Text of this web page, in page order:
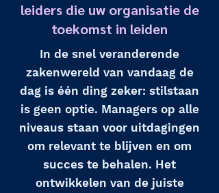
leiders die uw organisatie de
toekomst in leiden
In de snel veranderende
zakenwereld van vandaag de
dag is één ding zeker: stilstaan
is geen optie. Managers op alle
niveaus staan voor uitdagingen
om relevant te blijven en om
succes te behalen. Het
ontwikkelen van de juiste